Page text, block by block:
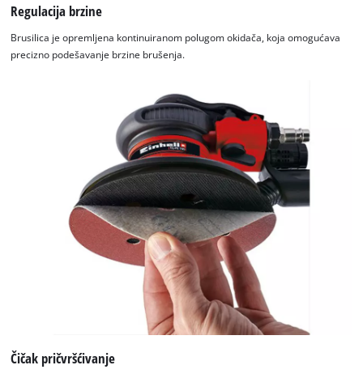
We need your consent to load the
Google Maps service!
to trackers that are not disclosed to the
Regulacija brzine
Brusilica je opremljena kontinuiranom polugom okidača, koja omogućava
precizno podešavanje brzine brušenja.
Čičak pričvršćivanje